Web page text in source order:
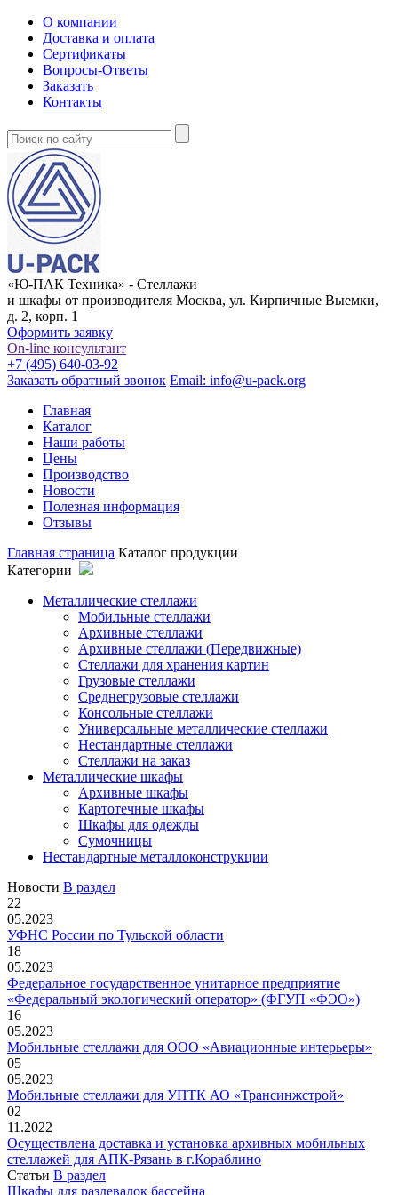
О компании
Доставка и оплата
Сертификаты
Вопросы-Ответы
Заказать
Контакты
«Ю-ПАК Техника» - Стеллажи
и шкафы от производителя Москва, ул. Кирпичные Выемки,
д. 2, корп. 1
Оформить заявку
On-line консультант
+7 (495) 640-03-92
Заказать обратный звонок Email: info@u-pack.org
Главная
Каталог
Наши работы
Цены
Производство
Новости
Полезная информация
Отзывы
Главная страница Каталог продукции
Категории
Металлические стеллажи
Мобильные стеллажи
Архивные стеллажи
Архивные стеллажи (Передвижные)
Стеллажи для хранения картин
Грузовые стеллажи
Среднегрузовые стеллажи
Консольные стеллажи
Универсальные металлические стеллажи
Нестандартные стеллажи
Стеллажи на заказ
Металлические шкафы
Архивные шкафы
Картотечные шкафы
Шкафы для одежды
Сумочницы
Нестандартные металлоконструкции
Новости В раздел
22
05.2023
УФНС России по Тульской области
18
05.2023
Федеральное государственное унитарное предприятие
«Федеральный экологический оператор» (ФГУП «ФЭО»)
16
05.2023
Мобильные стеллажи для ООО «Авиационные интерьеры»
05
05.2023
Мобильные стеллажи для УПТК АО «Трансинжстрой»
02
11.2022
Осуществлена доставка и установка архивных мобильных
стеллажей для АПК-Рязань в г.Кораблино
Статьи В раздел
Шкафы для раздевалок бассейна